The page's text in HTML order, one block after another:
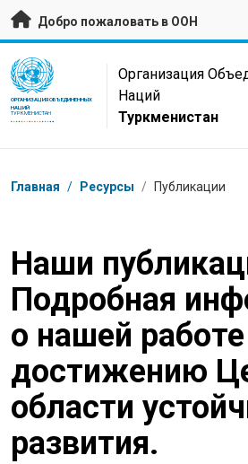
Перейти к основному содержанию
Добро пожаловать в ООН
UN Logo
ОРГАНИЗАЦИЯ ОБЪЕДИНЕННЫХ
НАЦИЙ
ТУРКМЕНИСТАН
Организация
Наций
Туркменистан
Навигационная цепочка
Главная / Ресурсы / Публикации
Наши
Подробная
о нашей
достижению
области
развития.